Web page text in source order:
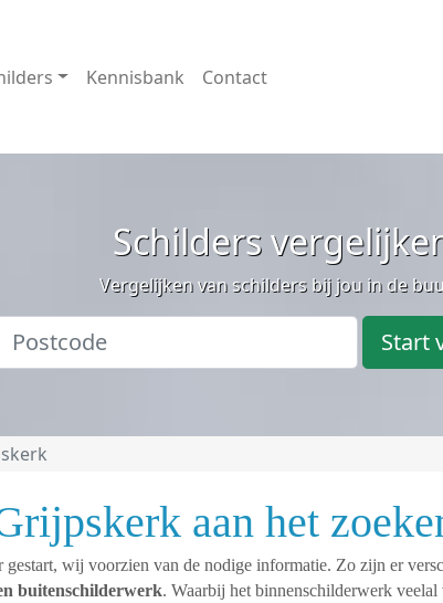
Kennisbank Contact
Schilders
Vergelijken van schilders bij jou in de
Start
aan het
gestart, wij voorzien van de nodige informatie. Zo zijn er
buitenschilderwerk. Waarbij het binnenschilderwerk